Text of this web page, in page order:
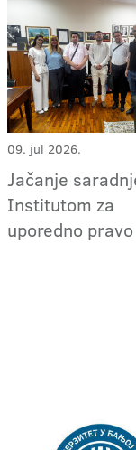
09. jul 2026.
Jačanje
Institutom za
uporedno